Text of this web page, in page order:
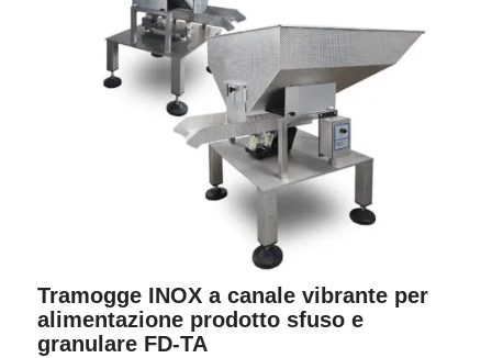
Tramogge INOX a canale vibrante per
alimentazione prodotto sfuso e
granulare FD-TA